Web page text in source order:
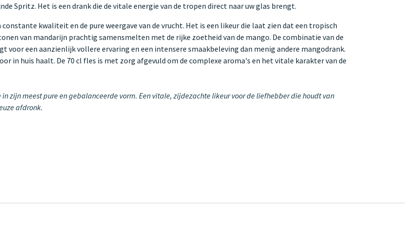
Spritz. Het is een drank die de vitale energie van de tropen direct naar uw glas brengt.
kwaliteit en de pure weergave van de vrucht. Het is een likeur die laat zien dat een tropisch
van mandarijn prachtig samensmelten met de rijke zoetheid van de mango. De combinatie van de
voor een aanzienlijk vollere ervaring en een intensere smaakbeleving dan menig andere mangodrank.
in huis haalt. De 70 cl fles is met zorg afgevuld om de complexe aroma's en het vitale karakter van de
zijn meest pure en gebalanceerde vorm. Een vitale, zijdezachte likeur voor de liefhebber die houdt van
afdronk.